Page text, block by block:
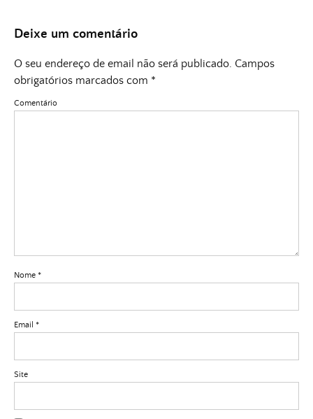
Deixe um comentário
O seu endereço de email não será publicado. Campos
obrigatórios marcados com *
Comentário
Nome *
Email *
Site